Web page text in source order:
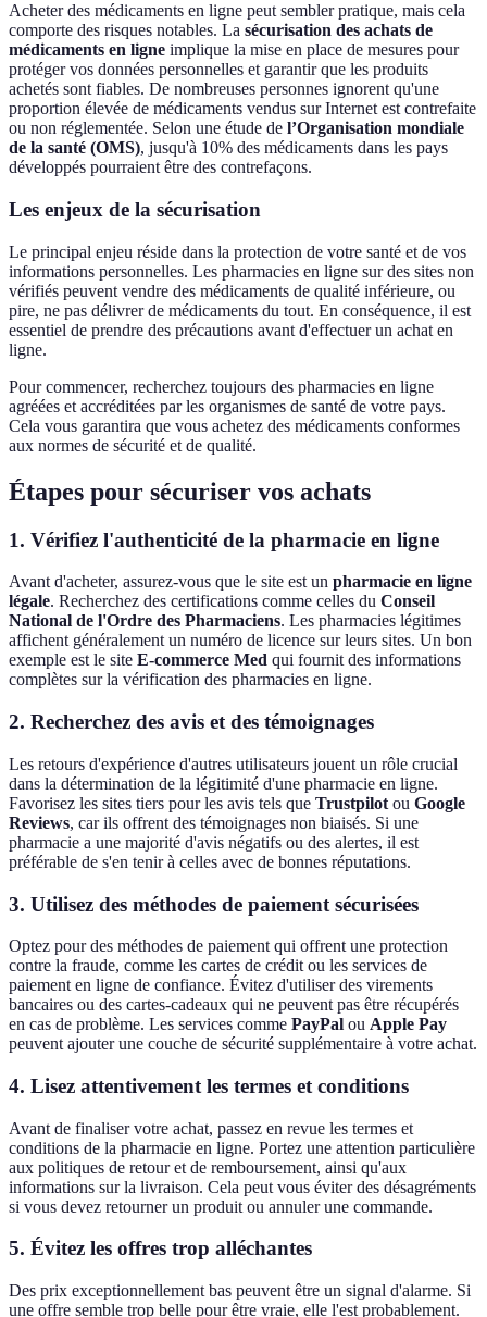
Acheter des médicaments en ligne peut sembler pratique, mais cela
comporte des risques notables. La sécurisation des achats de
médicaments en ligne implique la mise en place de mesures pour
protéger vos données personnelles et garantir que les produits
achetés sont fiables. De nombreuses personnes ignorent qu'une
proportion élevée de médicaments vendus sur Internet est contrefaite
ou non réglementée. Selon une étude de l’Organisation mondiale
de la santé (OMS), jusqu'à 10% des médicaments dans les pays
développés pourraient être des contrefaçons.
Les enjeux de la sécurisation
Le principal enjeu réside dans la protection de votre santé et de vos
informations personnelles. Les pharmacies en ligne sur des sites non
vérifiés peuvent vendre des médicaments de qualité inférieure, ou
pire, ne pas délivrer de médicaments du tout. En conséquence, il est
essentiel de prendre des précautions avant d'effectuer un achat en
ligne.
Pour commencer, recherchez toujours des pharmacies en ligne
agréées et accréditées par les organismes de santé de votre pays.
Cela vous garantira que vous achetez des médicaments conformes
aux normes de sécurité et de qualité.
Étapes pour sécuriser vos achats
1. Vérifiez l'authenticité de la pharmacie en ligne
Avant d'acheter, assurez-vous que le site est un pharmacie en ligne
légale. Recherchez des certifications comme celles du Conseil
National de l'Ordre des Pharmaciens. Les pharmacies légitimes
affichent généralement un numéro de licence sur leurs sites. Un bon
exemple est le site E-commerce Med qui fournit des informations
complètes sur la vérification des pharmacies en ligne.
2. Recherchez des avis et des témoignages
Les retours d'expérience d'autres utilisateurs jouent un rôle crucial
dans la détermination de la légitimité d'une pharmacie en ligne.
Favorisez les sites tiers pour les avis tels que Trustpilot ou Google
Reviews, car ils offrent des témoignages non biaisés. Si une
pharmacie a une majorité d'avis négatifs ou des alertes, il est
préférable de s'en tenir à celles avec de bonnes réputations.
3. Utilisez des méthodes de paiement sécurisées
Optez pour des méthodes de paiement qui offrent une protection
contre la fraude, comme les cartes de crédit ou les services de
paiement en ligne de confiance. Évitez d'utiliser des virements
bancaires ou des cartes-cadeaux qui ne peuvent pas être récupérés
en cas de problème. Les services comme PayPal ou Apple Pay
peuvent ajouter une couche de sécurité supplémentaire à votre achat.
4. Lisez attentivement les termes et conditions
Avant de finaliser votre achat, passez en revue les termes et
conditions de la pharmacie en ligne. Portez une attention particulière
aux politiques de retour et de remboursement, ainsi qu'aux
informations sur la livraison. Cela peut vous éviter des désagréments
si vous devez retourner un produit ou annuler une commande.
5. Évitez les offres trop alléchantes
Des prix exceptionnellement bas peuvent être un signal d'alarme. Si
une offre semble trop belle pour être vraie, elle l'est probablement.